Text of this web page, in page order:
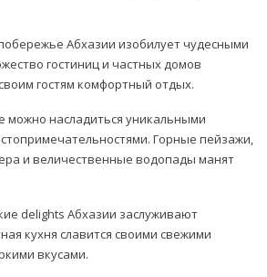
Абхазии изобилует чудесными
гостиниц и частных домов
гостям комфортный отдых.
можно насладиться уникальными
Горные пейзажи,
и величественные водопады манят
delights Абхазии заслуживают
кухня славится своими свежими
вкусами.